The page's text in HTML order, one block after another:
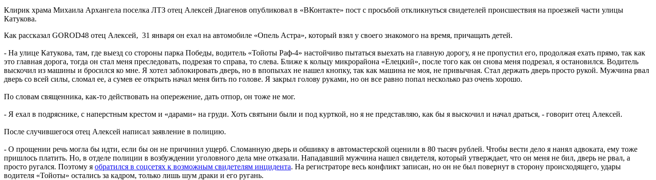
Клирик храма Михаила Архангела поселка ЛТЗ отец Алексей Диагенов опубликовал в «ВКонтакте» пост с просьбой откликнуться свидетелей происшествия на проезжей части улицы
Катукова.
Как рассказал GOROD48 отец Алексей, 31 января он ехал на автомобиле «Опель Астра», который взял у своего знакомого на время, причащать детей.
- На улице Катукова, там, где выезд со стороны парка Победы, водитель «Тойоты Раф-4» настойчиво пытаться выехать на главную дорогу, я не пропустил его, продолжая ехать прямо, так как
это главная дорога, тогда он стал меня преследовать, подрезая то справа, то слева. Ближе к кольцу микрорайона «Елецкий», после того как он снова меня подрезал, я остановился. Водитель
выскочил из машины и бросился ко мне. Я хотел заблокировать дверь, но в впопыхах не нашел кнопку, так как машина не моя, не привычная. Стал держать дверь просто рукой. Мужчина рвал
дверь со всей силы, сломал ее, а сумев ее открыть начал меня бить по голове. Я закрыл голову руками, но он все равно попал несколько раз очень хорошо.
По словам священника, как-то действовать на опережение, дать отпор, он тоже не мог.
- Я ехал в подряснике, с наперстным крестом и «дарами» на груди. Хоть святыни были и под курткой, но я не представляю, как бы я выскочил и начал драться, - говорит отец Алексей.
После случившегося отец Алексей написал заявление в полицию.
- О прощении речь могла бы идти, если бы он не причинил ущерб. Сломанную дверь и обшивку в автомастерской оценили в 80 тысяч рублей. Чтобы вести дело я нанял адвоката, ему тоже
пришлось платить. Но, в отделе полиции в возбуждении уголовного дела мне отказали. Нападавший мужчина нашел свидетеля, который утверждает, что он меня не бил, дверь не рвал, а
просто ругался. Поэтому я обратился в соцсетях к возможным свидетелям инцидента. На регистраторе весь конфликт записан, но он не был повернут в сторону происходящего, удары
водителя «Тойоты» остались за кадром, только лишь шум драки и его ругань.